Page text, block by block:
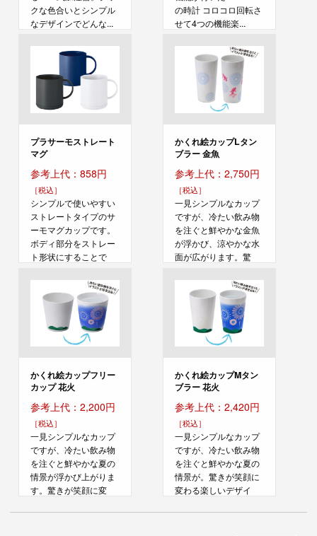
クな色合いとシンプル
なデザインでどんな...
の時計 コロコロ回転さ
せて4つの機能楽...
プラサーモストレート
マグ
参考上代：858円
［税込］
シンプルで使いやすい
ストレートタイプのサ
ーモマグカップです。
ボディ部分をストレー
ト形状にすることで
かくれ絵カップLタン
ブラー 金魚
参考上代：2,750円
［税込］
一見シンプルなカップ
ですが、冷たい飲み物
を注ぐと鮮やかな金魚
が浮かび、涼やかな水
面が広がります。驚
かくれ絵カップフリー
カップ 花火
参考上代：2,200円
［税込］
一見シンプルなカップ
ですが、冷たい飲み物
を注ぐと鮮やかな夏の
情景が浮かび上がりま
す。驚きが笑顔に変
かくれ絵カップMタン
ブラー 花火
参考上代：2,420円
［税込］
一見シンプルなカップ
ですが、冷たい飲み物
を注ぐと鮮やかな夏の
情景が。驚きが笑顔に
変わる楽しいデザイ